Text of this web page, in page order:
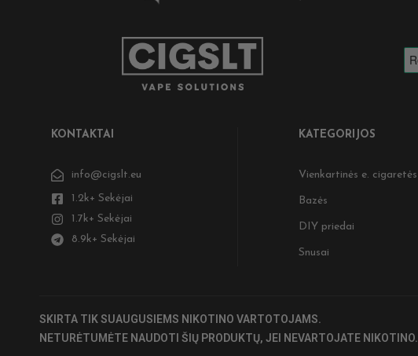
KONTAKTAI
info@cigslt.eu
1.2k+ Sekėjai
1.7k+ Sekėjai
8.9k+ Sekėjai
KATEGORIJOS
Vienkartinės e. cigaretės
Bazės
DIY priedai
Snusai
SKIRTA TIK SUAUGUSIEMS NIKOTINO VARTOTOJAMS.
NETURĖTUMĖTE NAUDOTI ŠIŲ PRODUKTŲ, JEI NEVARTOJATE NIKOTINO.